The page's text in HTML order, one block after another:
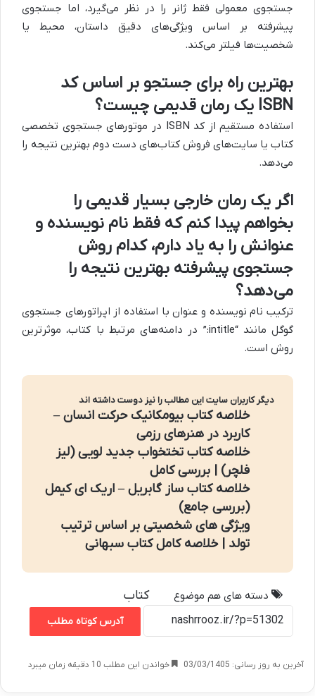
جستجوی معمولی فقط ژانر را در نظر می‌گیرد، اما جستجوی
پیشرفته بر اساس ویژگی‌های دقیق داستان، محیط یا
شخصیت‌ها فیلتر می‌کند.
بهترین راه برای جستجو بر اساس کد
ISBN یک رمان قدیمی چیست؟
استفاده مستقیم از کد ISBN در موتورهای جستجوی تخصصی
کتاب یا سایت‌های فروش کتاب‌های دست دوم بهترین نتیجه را
می‌دهد.
اگر یک رمان خارجی بسیار قدیمی را
بخواهم پیدا کنم که فقط نام نویسنده و
عنوانش را به یاد دارم، کدام روش
جستجوی پیشرفته بهترین نتیجه را
می‌دهد؟
ترکیب نام نویسنده و عنوان با استفاده از اپراتورهای جستجوی
گوگل مانند “intitle:” در دامنه‌های مرتبط با کتاب، موثرترین
روش است.
دیگر کاربران سایت این مطالب را نیز دوست داشته اند
خلاصه کتاب بیومکانیک حرکت انسان –
کاربرد در هنرهای رزمی
خلاصه کتاب تختخواب جدید لویی (لیز
فلچر) | بررسی کامل
خلاصه کتاب ساز گابریل – اریک ای کیمل
(بررسی جامع)
ویژگی های شخصیتی بر اساس ترتیب
تولد | خلاصه کامل کتاب سبهانی
دسته های هم موضوع کتاب
آدرس کوتاه مطلب
آخرین به روز رسانی: 03/03/1405 خواندن این مطلب 10 دقیقه زمان میبرد